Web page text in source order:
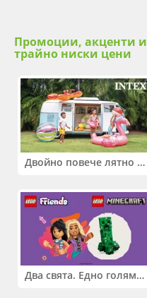
Промоции, акценти и
трайно ниски цени
Двойно повече лятно забавление! Купи 2 продукта INTEX и вземи -33%
Два свята. Едно голямо приключение. Купи 2 продукта LEGO® Friends и/или LEGO® Minecraft и вземи -27%